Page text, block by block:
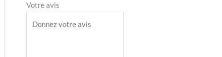
Votre avis